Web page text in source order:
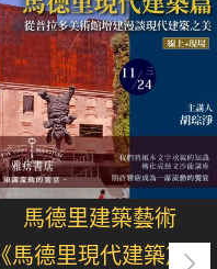
馬德里建築藝術
《馬德里現代建築篇》